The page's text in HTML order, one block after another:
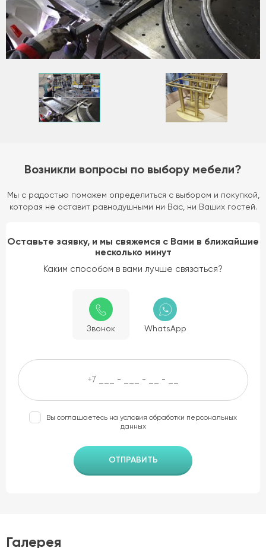
Возникли вопросы по выбору мебели?
Мы с радостью поможем определиться с выбором и покупкой,
которая не оставит равнодушными ни Вас, ни Ваших гостей.
Оставьте заявку, и мы свяжемся с Вами в ближайшие
несколько минут
Каким способом в вами лучше связаться?
Звонок WhatsApp
Вы соглашаетесь на условия обработки персональных
данных
Галерея